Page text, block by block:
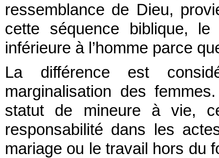
ressemblance de Dieu,
cette séquence biblique,
inférieure à l’homme parce
La différence est
marginalisation des
statut de mineure à vie,
responsabilité dans les
mariage ou le travail hors du